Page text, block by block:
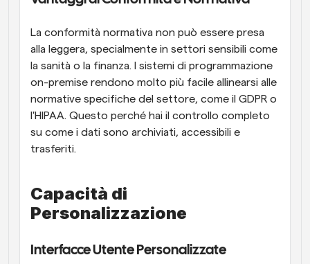
La conformità normativa non può essere presa
alla leggera, specialmente in settori sensibili come
la sanità o la finanza. I sistemi di programmazione
on-premise rendono molto più facile allinearsi alle
normative specifiche del settore, come il GDPR o
l'HIPAA. Questo perché hai il controllo completo
su come i dati sono archiviati, accessibili e
trasferiti.
Capacità di
Personalizzazione
Interfacce Utente Personalizzate